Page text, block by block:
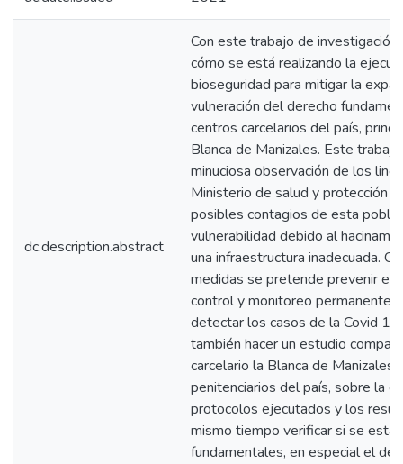
dc.description.abstract
Con este trabajo de
cómo se está realizando la
bioseguridad para mitigar la
vulneración del derecho
centros carcelarios del país,
Blanca de Manizales. Este
minuciosa observación de los
Ministerio de salud y protección
posibles contagios de esta
vulnerabilidad debido al
una infraestructura inadecuada.
medidas se pretende prevenir el
control y monitoreo permanente
detectar los casos de la Covid
también hacer un estudio
carcelario la Blanca de Manizales
penitenciarios del país, sobre la
protocolos ejecutados y los
mismo tiempo verificar si se
fundamentales, en especial el de